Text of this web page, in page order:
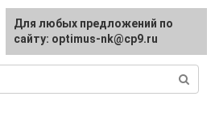
Для любых предложений по
сайту: [email protected]
Для любых предложений по
сайту: optimus-nk@cp9.ru